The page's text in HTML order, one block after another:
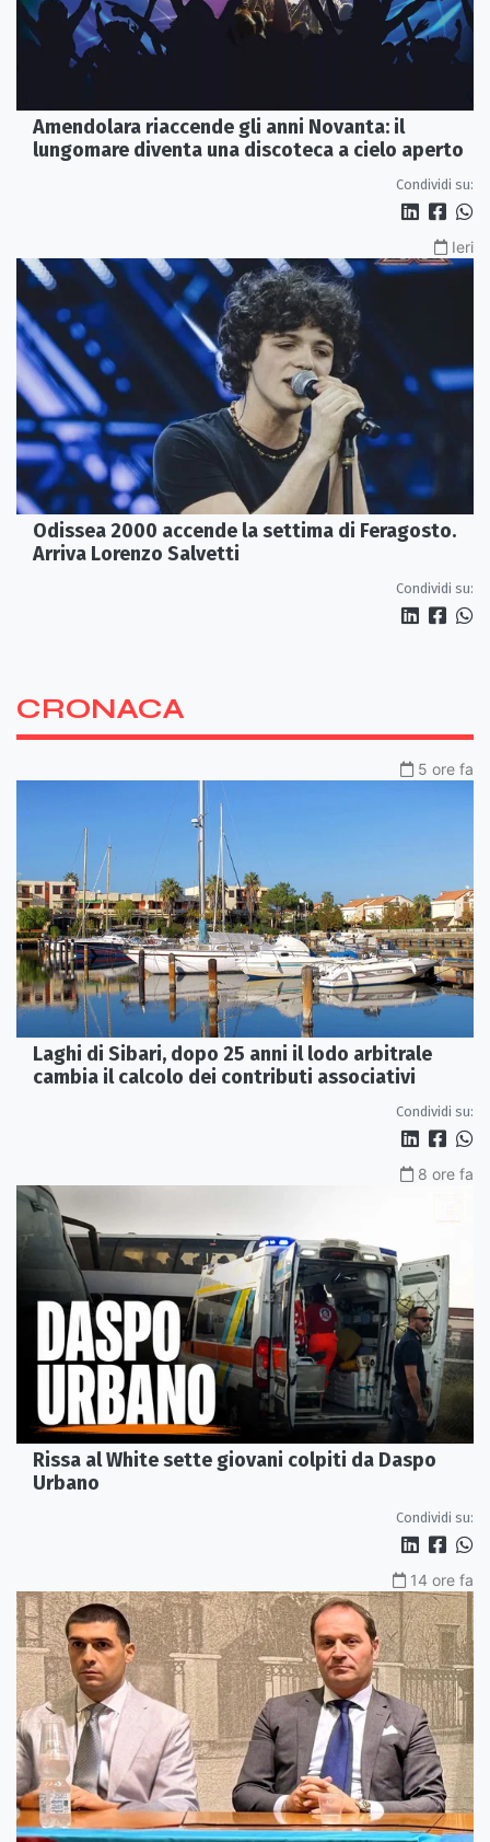
Amendolara riaccende gli anni Novanta: il
lungomare diventa una discoteca a cielo aperto
Condividi su:
Ieri
Odissea 2000 accende la settima di Feragosto.
Arriva Lorenzo Salvetti
Condividi su:
CRONACA
5 ore fa
Laghi di Sibari, dopo 25 anni il lodo arbitrale
cambia il calcolo dei contributi associativi
Condividi su:
8 ore fa
Rissa al White sette giovani colpiti da Daspo
Urbano
Condividi su:
14 ore fa